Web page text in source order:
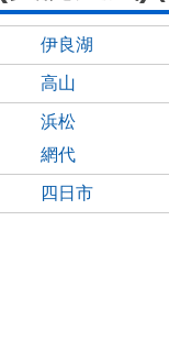
伊良湖
高山
浜松
網代
四日市